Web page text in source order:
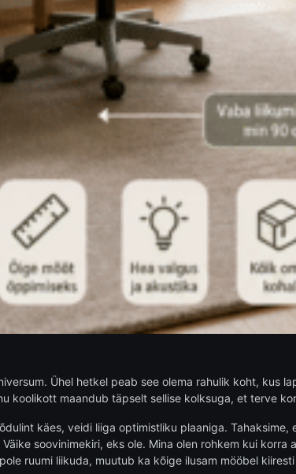
Ühel hetkel peab see olema rahulik koht,
koolikott maandub täpselt sellise kolksuga, et terve
käes, veidi liiga optimistliku plaaniga.
soovinimekiri, eks ole. Mina olen rohkem kui
ruumi liikuda, muutub ka kõige ilusam mööbel